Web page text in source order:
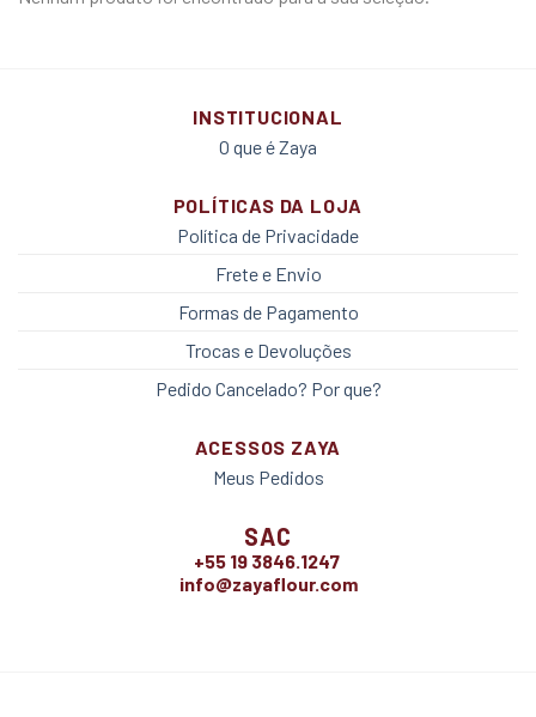
INSTITUCIONAL
O que é Zaya
POLÍTICAS DA LOJA
Política de Privacidade
Frete e Envio
Formas de Pagamento
Trocas e Devoluções
Pedido Cancelado? Por que?
ACESSOS ZAYA
Meus Pedidos
SAC
+55 19 3846.1247
info@zayaflour.com